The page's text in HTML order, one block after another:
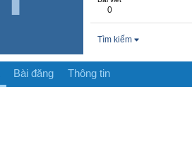
0
Tìm kiếm
Bài đăng Thông tin